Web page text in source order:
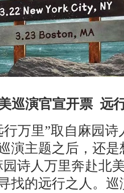
巡演官宣开票 远
行万里”取自麻园
演主题之后，还
诗人万里奔赴北
找的远行之人。巡